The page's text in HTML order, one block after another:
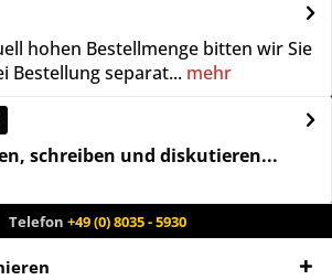
hohen Bestellmenge bitten wir Sie
Bestellung separat... mehr
schreiben und diskutieren...
Telefon +49 (0) 8035 - 5930